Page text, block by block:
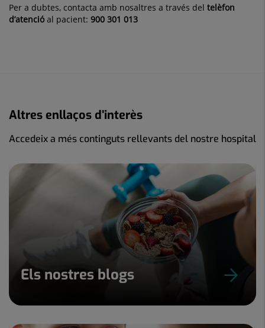
Per a dubtes, contacta amb nosaltres a través del telèfon
d’atencióal pacient: 900 301 013
Altres enllaços d’interès
Accedeix a més continguts rellevants del nostre hospital
Els nostres blogs